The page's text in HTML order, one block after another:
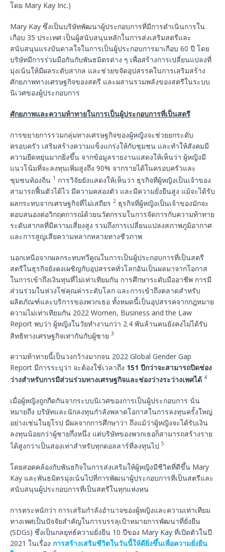
โดย Mary Kay Inc.)
Mary Kay ซึ่งเป็นบริษัทพัฒนาผู้ประกอบการที่มีการดำเนินการใน
เกือบ 35 ประเทศ เป็นผู้สนับสนุนหลักในการส่งเสริมสตรีและ
สนับสนุนแรงบันดาลใจในการเป็นผู้ประกอบการมาเกือบ 60 ปี โดย
บริษัทมีการร่วมมือกันกับพันธมิตรต่าง ๆ เพื่อสร้างการเปลี่ยนแปลงที่
มุ่งเน้นให้มีผลระดับสากล และช่วยขจัดอุปสรรคในการเสริมสร้าง
ศักยภาพทางเศรษฐกิจของสตรี และผสานรวมพลังของสตรีในระบบ
นิเวศของผู้ประกอบการ
ศักยภาพและความท้าทายในการเป็นผู้ประกอบการที่เป็นสตรี
การขยายการรวมกลุ่มทางเศรษฐกิจของผู้หญิงจะช่วยยกระดับ
ครอบครัว เสริมสร้างความแข็งแกร่งให้กับชุมชน และทำให้สังคมมี
ความยืดหยุ่นมากยิ่งขึ้น จากข้อมูลรายงานแสดงให้เห็นว่า ผู้หญิงมี
แนวโน้มที่จะลงทุนเพิ่มสูงถึง 90% จากรายได้ในครอบครัวและ
ชุมชนท้องถิ่น 1 การวิจัยยังแสดงให้เห็นว่า ธุรกิจที่ผู้หญิงเป็นเจ้าของ
สามารถฟื้นตัวได้ไว มีความคล่องตัว และมีความยั่งยืนสูง แม้จะได้รับ
ผลกระทบจากเศรษฐกิจที่ไม่เสถียร 2 ธุรกิจที่ผู้หญิงเป็นเจ้าของมักจะ
ตอบสนองต่อวิกฤตการณ์ด้วยนวัตกรรมในการจัดการกับความท้าทาย
ระดับสากลที่มีความเสี่ยงสูง รวมถึงการเปลี่ยนแปลงสภาพภูมิอากาศ
และการสูญเสียความหลากหลายทางชีวภาพ
นอกเหนือจากผลกระทบทวีคูณในการเป็นผู้ประกอบการที่เป็นสตรี
สตรีในธุรกิจยังคงเผชิญกับอุปสรรคทั่วโลกอันเป็นผลมาจากโอกาส
ในการเข้าถึงเงินทุนที่ไม่เท่าเทียมกัน การศึกษาระดับมืออาชีพ การมี
ส่วนร่วมในห่วงโซ่คุณค่าระดับโลก และการเข้าถึงตลาดสำหรับ
ผลิตภัณฑ์และบริการของพวกเธอ ทั้งหมดนี้เป็นอุปสรรคจากกฎหมาย
ความไม่เท่าเทียมกัน 2022 Women, Business and the Law
Report พบว่า ผู้หญิงในวัยทำงานกว่า 2.4 พันล้านคนยังคงไม่ได้รับ
สิทธิทางเศรษฐกิจเท่ากันกับผู้ชาย 3
ความท้าทายนี้เป็นวงกว้างมากจน 2022 Global Gender Gap
Report มีการระบุว่า จะต้องใช้เวลาถึง 151 ปีกว่าจะสามารถปิดช่อง
ว่างสำหรับการมีส่วนร่วมทางเศรษฐกิจและช่องว่างระว่างเพศได้ 4
เมื่อผู้หญิงถูกกีดกันจากระบบนิเวศของการเป็นผู้ประกอบการ นั่น
หมายถึง บริษัทและนักลงทุนกำลังพลาดโอกาสในการลงทุนครั้งใหญ่
อย่างเช่นในยุโรป มีผลจากการศึกษาว่า ถึงแม้ว่าผู้หญิงจะได้รับเงิน
ลงทุนน้อยกว่าผู้ชายกึ่งหนึ่ง แต่บริษัทของพวกเธอก็สามารถสร้างราย
ได้สูงกว่าเป็นสองเท่าสำหรับทุกดอลลาร์ที่ลงทุนไป 5
โดยสอดคล้องกับพันธกิจในการส่งเสริมให้ผู้หญิงมีชีวิตที่ดีขึ้น Mary
Kay และพันธมิตรมุ่งเน้นไปที่การพัฒนาผู้ประกอบการที่เป็นสตรีและ
สนับสนุนผู้ประกอบการที่เป็นสตรีในทุกแห่งหน
การตระหนักว่า การเสริมกำลังอำนาจของผู้หญิงและความเท่าเทียม
ทางเพศเป็นปัจจัยสำคัญในการบรรลุเป้าหมายการพัฒนาที่ยั่งยืน
(SDGs) ซึ่งเป็นกลยุทธ์ความยั่งยืน 10 ปีของ Mary Kay ที่เปิดตัวในปี
2021 ในเรื่อง การสร้างเสริมชีวิตในวันนี้ให้ดียิ่งขึ้นเพื่อความยั่งยืน